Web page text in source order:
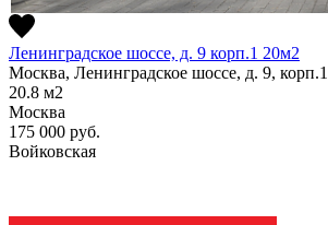
Ленинградское шоссе, д. 9 корп.1 20м2
Москва, Ленинградское шоссе, д. 9, корп.1
20.8 м2
Москва
175 000 руб.
Войковская